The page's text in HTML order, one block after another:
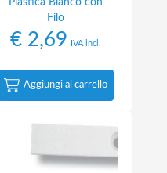
Plastica Bianco con
Filo
€ 2,69 IVA incl.
Aggiungi al carrello